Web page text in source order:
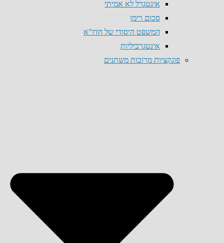
אינטגרל לא אמיתי
סכום רימן
המשפט היסודי של חדו"א
אינטגרביליות
פונקציות מרובות משתנים